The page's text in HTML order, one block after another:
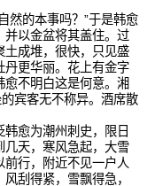
然的本事吗？”于是韩愈
并以金盆将其盖住。过
土成堆，很快，只见盛
丹更华丽。花上有金字
不明白这是何意。湘
宾客无不称异。酒席散
愈为潮州刺史，限日
几天，寒风急起，大雪
前行，附近不见一户人
刮得紧，雪飘得急，